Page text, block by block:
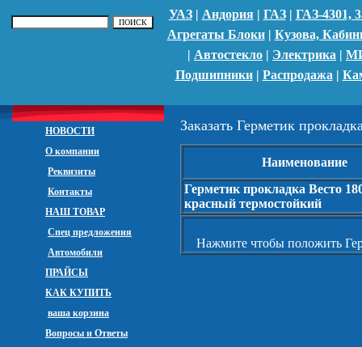
УАЗ| Андория| ГАЗ| ГАЗ-4301,
Агрегаты Блоки| Кузова,
| Автостекло | Электрика |
Подшипники| Распродажа |
НОВОСТИ
О компании
Реквизиты
Контакты
НАШ ТОВАР
Спец предложения
Автомобили
ПРАЙСЫ
КАК КУПИТЬ
ваша корзина
Вопросы и Ответы
Заказать Герметик
Наименование
Герметик прокладка Весто
красный термостойкий
Нажмите чтобы положить